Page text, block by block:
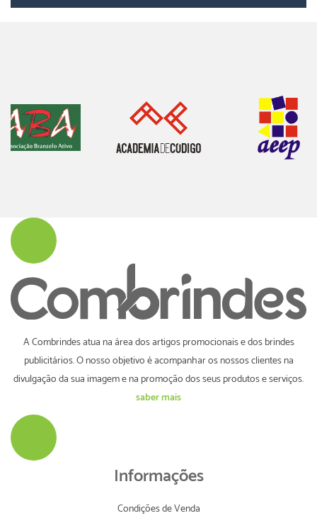
A Combrindes atua na área dos artigos promocionais e dos brindes
publicitários. O nosso objetivo é acompanhar os nossos clientes na
divulgação da sua imagem e na promoção dos seus produtos e serviços.
saber mais
Informações
Condições de Venda